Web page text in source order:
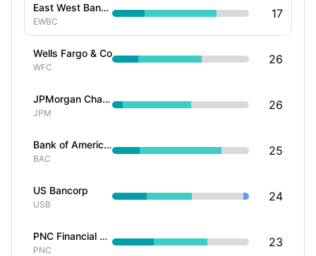
East West Bancorp Inc
EWBC
17
Wells Fargo & Co
WFC
26
JPMorgan Chase & Co
JPM
26
Bank of America Corp
BAC
25
US Bancorp
USB
24
PNC Financial Services Group Inc
PNC
23